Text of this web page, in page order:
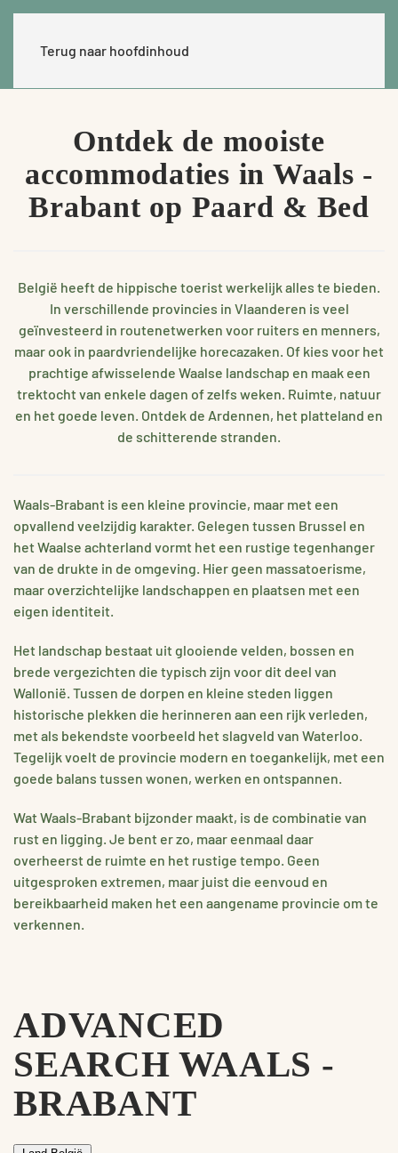
Terug naar hoofdinhoud
Ontdek de mooiste
accommodaties in Waals -
Brabant op Paard & Bed
België heeft de hippische toerist werkelijk alles te bieden.
In verschillende provincies in Vlaanderen is veel
geïnvesteerd in routenetwerken voor ruiters en menners,
maar ook in paardvriendelijke horecazaken. Of kies voor het
prachtige afwisselende Waalse landschap en maak een
trektocht van enkele dagen of zelfs weken. Ruimte, natuur
en het goede leven. Ontdek de Ardennen, het platteland en
de schitterende stranden.
Waals-Brabant is een kleine provincie, maar met een
opvallend veelzijdig karakter. Gelegen tussen Brussel en
het Waalse achterland vormt het een rustige tegenhanger
van de drukte in de omgeving. Hier geen massatoerisme,
maar overzichtelijke landschappen en plaatsen met een
eigen identiteit.
Het landschap bestaat uit glooiende velden, bossen en
brede vergezichten die typisch zijn voor dit deel van
Wallonië. Tussen de dorpen en kleine steden liggen
historische plekken die herinneren aan een rijk verleden,
met als bekendste voorbeeld het slagveld van Waterloo.
Tegelijk voelt de provincie modern en toegankelijk, met een
goede balans tussen wonen, werken en ontspannen.
Wat Waals-Brabant bijzonder maakt, is de combinatie van
rust en ligging. Je bent er zo, maar eenmaal daar
overheerst de ruimte en het rustige tempo. Geen
uitgesproken extremen, maar juist die eenvoud en
bereikbaarheid maken het een aangename provincie om te
verkennen.
ADVANCED
SEARCH WAALS -
BRABANT